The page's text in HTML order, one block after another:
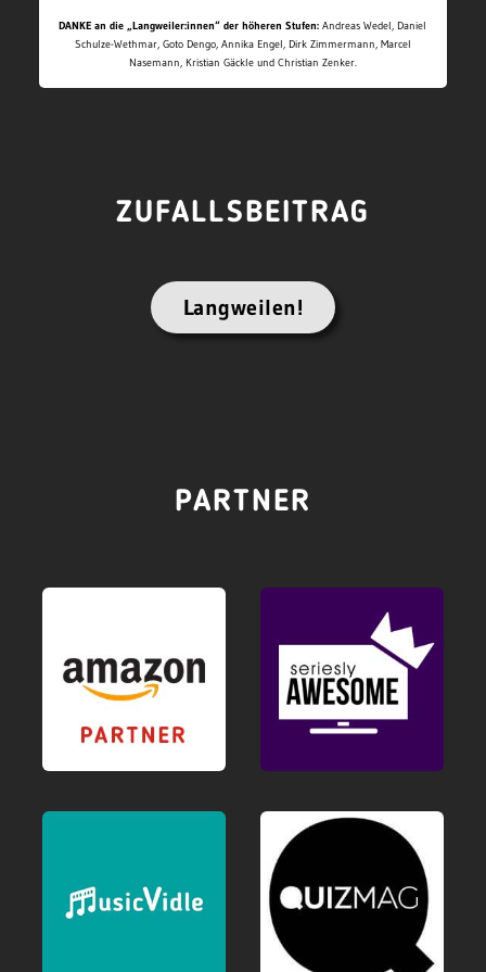
DANKE an die „Langweiler:innen“ der höheren Stufen: Andreas Wedel, Daniel
Schulze-Wethmar, Goto Dengo, Annika Engel, Dirk Zimmermann, Marcel
Nasemann, Kristian Gäckle und Christian Zenker.
ZUFALLSBEITRAG
Langweilen!
PARTNER